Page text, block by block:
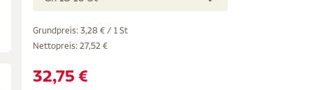
Grundpreis: 3,28 € / 1 St
Nettopreis: 27,52 €
32,75 €